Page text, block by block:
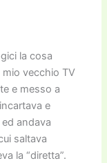
la cosa
vecchio TV
e messo a
e
andava
saltava
la “diretta”.